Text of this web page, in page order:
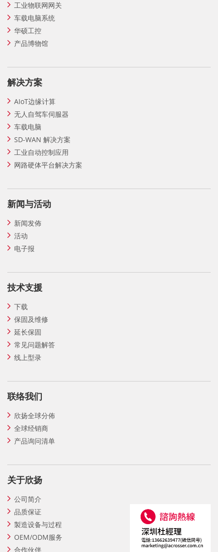
工业物联网网关
车载电脑系统
华硕工控
产品博物馆
解决方案
AIoT边缘计算
无人自驾车伺服器
车载电脑
SD-WAN 解决方案
工业自动控制应用
网路硬体平台解决方案
新闻与活动
新闻发佈
活动
电子报
技术支援
下载
保固及维修
延长保固
常见问题解答
线上型录
联络我们
欣扬全球分佈
全球经销商
产品询问清单
关于欣扬
公司简介
品质保证
製造设备与过程
OEM/ODM服务
合作伙伴